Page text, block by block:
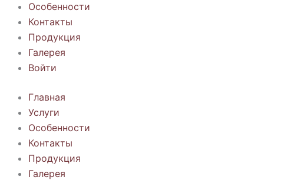
Особенности
Контакты
Продукция
Галерея
Войти
Главная
Услуги
Особенности
Контакты
Продукция
Галерея